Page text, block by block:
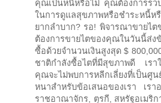
คุณเป็นหนี้หรือไม่ คุณต้องการรว
ในการดูแลสุขภาพหรือชำระหนี้ห
ยากลำบาก? รอ! พิจารณาขายไ
ต้องการขายไตของคุณในวันนี้ส่ง
ซื้อด้วยจำนวนเงินสูงสุด $
ชาติกำลังซื้อไตที่มีสุขภาพดี เรา
คุณจะไม่พบการหลีกเลี่ยงที่เป็นศู
หนาสำหรับข้อเสนอของเรา เร
ราชอาณาจักร, ตุรกี, สหรัฐอเมริก